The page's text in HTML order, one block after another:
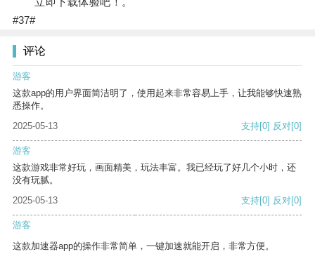
#37#
评论
游客
这款app的用户界面简洁明了，使用起来非常容易上手，让我能够快速熟
悉操作。
2025-05-13
支持[0] 反对[0]
游客
这款游戏非常好玩，画面精美，玩法丰富。我已经玩了好几个小时，还
没有玩腻。
2025-05-13
支持[0] 反对[0]
游客
这款加速器app的操作非常简单，一键加速就能开启，非常方便。